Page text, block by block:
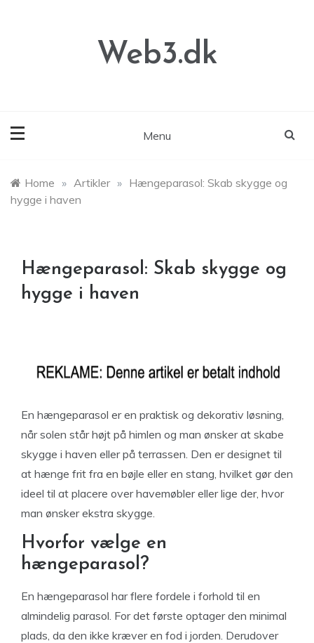
Web3.dk
Menu
Home » Artikler » Hængeparasol: Skab skygge og
hygge i haven
Hængeparasol: Skab skygge og
hygge i haven
En hængeparasol er en praktisk og dekorativ løsning,
når solen står højt på himlen og man ønsker at skabe
skygge i haven eller på terrassen. Den er designet til
at hænge frit fra en bøjle eller en stang, hvilket gør den
ideel til at placere over havemøbler eller lige der, hvor
man ønsker ekstra skygge.
Hvorfor vælge en
hængeparasol?
En hængeparasol har flere fordele i forhold til en
almindelig parasol. For det første optager den minimal
plads, da den ikke kræver en fod i jorden. Derudover